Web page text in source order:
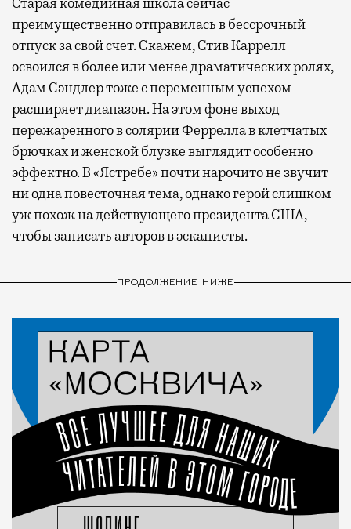
преимущественно отправилась в бессрочный
отпуск за свой счет. Скажем, Стив Каррелл
освоился в более или менее драматических ролях,
Адам Сэндлер тоже с переменным успехом
расширяет диапазон. На этом фоне выход
пережаренного в солярии Феррелла в клетчатых
брючках и женской блузке выглядит особенно
эффектно. В «Ястребе» почти нарочито не звучит
ни одна повесточная тема, однако герой слишком
уж похож на действующего президента США,
чтобы записать авторов в эскаписты.
ПРОДОЛЖЕНИЕ НИЖЕ